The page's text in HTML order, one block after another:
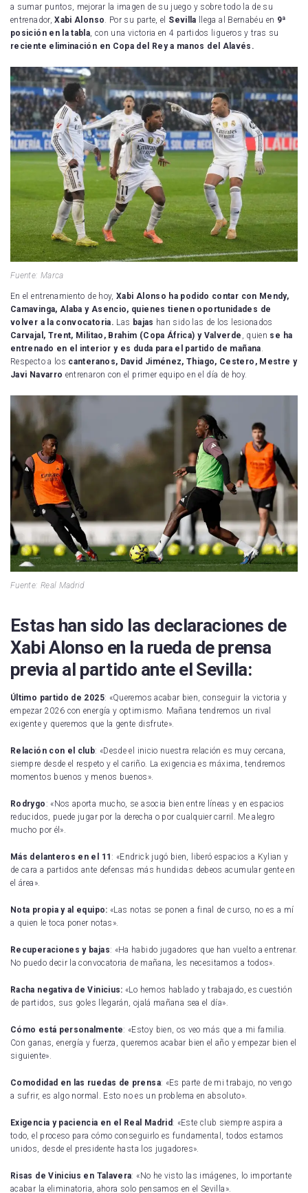
a sumar puntos, mejorar la imagen de su juego y sobre todo la de su
entrenador,Xabi Alonso. Por su parte, el Sevilla llega al Bernabéu en 9ª
posición en la tabla, con una victoria en 4 partidos ligueros y tras su
reciente eliminación en Copa del Rey a manos del Alavés.
Fuente: Marca
En el entrenamiento de hoy,Xabi Alonso ha podido contar con Mendy,
Camavinga, Alaba y Asencio, quienes tienen oportunidades de
volver a la convocatoria. Las bajas han sido las de los lesionados
Carvajal, Trent, Militao, Brahim (Copa África) y Valverde
, quien se ha
entrenado en el interior y es duda para el partido de mañana
Respecto a los canteranos, David Jiménez, Thiago, Cestero, Mestre y
Javi Navarro entrenaron con el primer equipo en el día de hoy.
Fuente: Real Madrid
Estas han sido las declaraciones de
Xabi Alonso en la rueda de prensa
previa al partido ante el Sevilla:
Último partido de 2025: «Queremos acabar bien, conseguir la victoria y
empezar 2026 con energía y optimismo. Mañana tendremos un rival
exigente y queremos que la gente disfrute».
Relación con el club: «Desde el inicio nuestra relación es muy cercana,
siempre desde el respeto y el cariño. La exigencia es máxima, tendremos
momentos buenos y menos buenos».
Rodrygo: «Nos aporta mucho, se asocia bien entre líneas y en espacios
reducidos, puede jugar por la derecha o por cualquier carril. Me alegro
mucho por él».
Más delanteros en el 11: «Endrick jugó bien, liberó espacios a Kylian y
de cara a partidos ante defensas más hundidas debeos acumular gente en
el área».
Nota propia y al equipo: «Las notas se ponen a final de curso, no es a mí
a quien le toca poner notas».
Recuperaciones y bajas: «Ha habido jugadores que han vuelto a entrenar.
No puedo decir la convocatoria de mañana, les necesitamos a todos».
Racha negativa de Vinicius: «Lo hemos hablado y trabajado, es cuestión
de partidos, sus goles llegarán, ojalá mañana sea el día».
Cómo está personalmente: «Estoy bien, os veo más que a mi familia.
Con ganas, energía y fuerza, queremos acabar bien el año y empezar bien el
siguiente».
Comodidad en las ruedas de prensa: «Es parte de mi trabajo, no vengo
a sufrir, es algo normal. Esto no es un problema en absoluto».
Exigencia y paciencia en el Real Madrid: «Este club siempre aspira a
todo, el proceso para cómo conseguirlo es fundamental, todos estamos
unidos, desde el presidente hasta los jugadores».
Risas de Vinicius en Talavera: «No he visto las imágenes, lo importante
acabar la eliminatoria, ahora solo pensamos en el Sevilla».